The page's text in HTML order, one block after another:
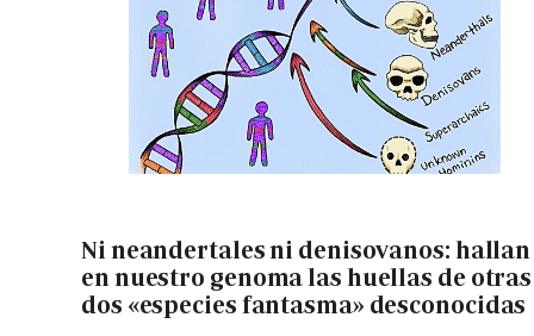
Ni neandertales ni denisovanos: hallan
en nuestro genoma las huellas de otras
dos «especies fantasma» desconocidas